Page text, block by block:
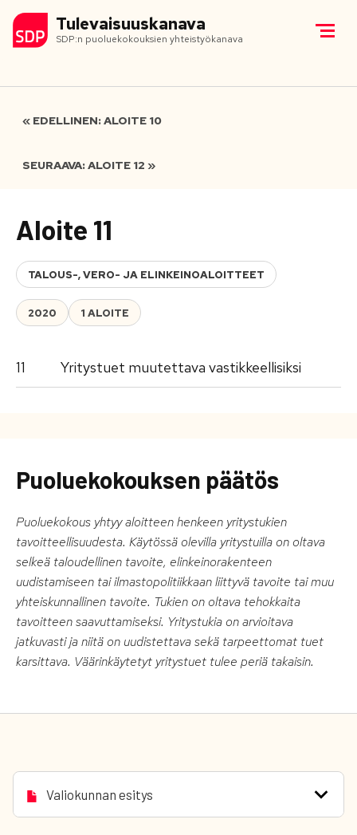
Tulevaisuuskanava
SDP:n puoluekokouksien yhteistyökanava
« EDELLINEN: ALOITE 10
SEURAAVA: ALOITE 12 »
Aloite 11
TALOUS-, VERO- JA ELINKEINOALOITTEET
2020 1 ALOITE
11 Yritystuet muutettava vastikkeellisiksi
Puoluekokouksen päätös
Puoluekokous yhtyy aloitteen henkeen yritystukien
tavoitteellisuudesta. Käytössä olevilla yritystuilla on oltava
selkeä taloudellinen tavoite, elinkeinorakenteen
uudistamiseen tai ilmastopolitiikkaan liittyvä tavoite tai muu
yhteiskunnallinen tavoite. Tukien on oltava tehokkaita
tavoitteen saavuttamiseksi. Yritystukia on arvioitava
jatkuvasti ja niitä on uudistettava sekä tarpeettomat tuet
karsittava. Väärinkäytetyt yritystuet tulee periä takaisin.
Valiokunnan esitys